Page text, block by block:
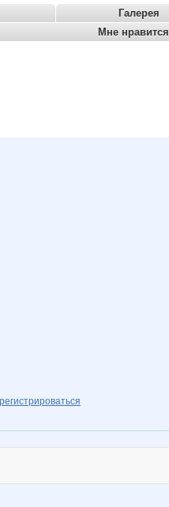
Галерея
Мне нравится